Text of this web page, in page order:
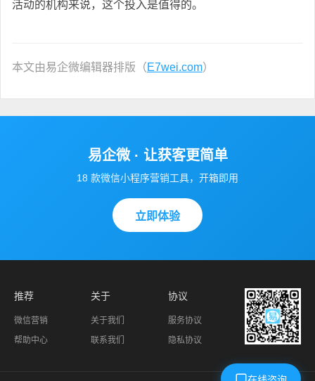
活动的机构来说，这个投入是值得的。
本文由易企微编辑器排版（E7wei.com）
易企微 · 让获客更简单
18 款微信小程序营销工具，开箱即用
立即体验
推荐
微信营销
帮助中心
关于
关于我们
联系我们
协议
服务协议
隐私协议